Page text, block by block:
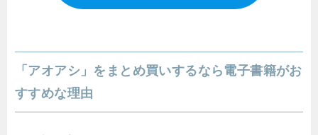
「アオアシ」をまとめ買いするなら電子書籍がお
すすめな理由